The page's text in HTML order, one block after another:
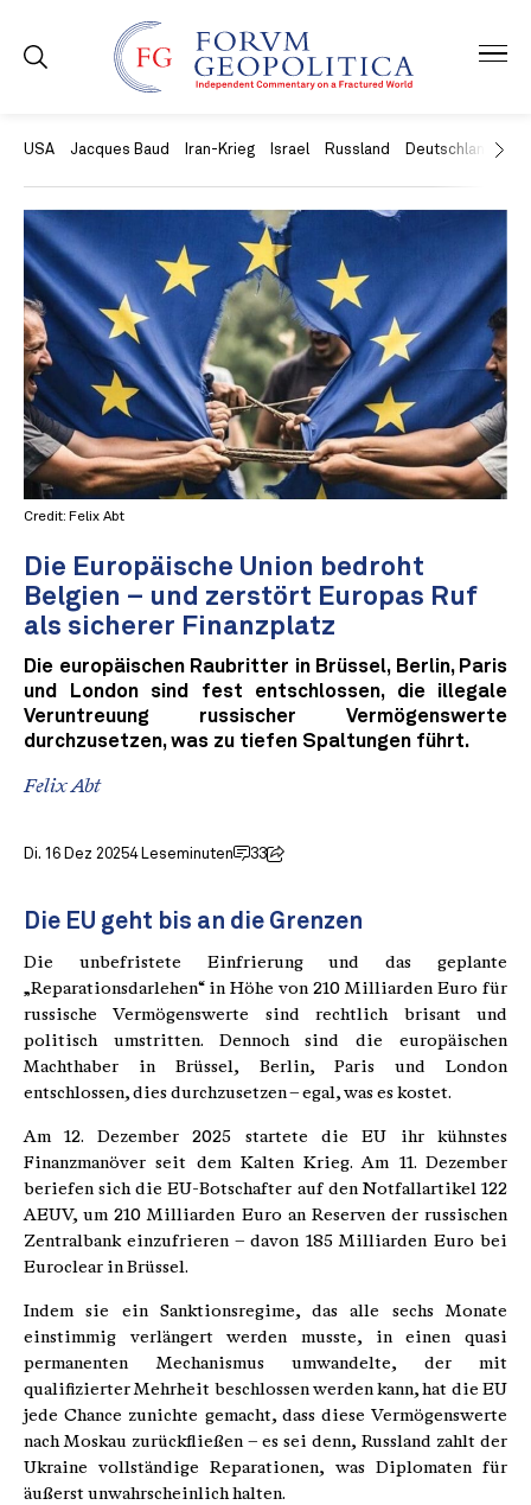
USA Jacques Baud Iran-Krieg Israel Russland Deutschland
Credit: Felix Abt
Die Europäische Union bedroht
Belgien – und zerstört Europas Ruf
als sicherer Finanzplatz
Die europäischen Raubritter in Brüssel, Berlin, Paris
und London sind fest entschlossen, die illegale
Veruntreuung russischer Vermögenswerte
durchzusetzen, was zu tiefen Spaltungen führt.
Felix Abt
Di. 16 Dez 20254 Leseminuten 33
Die EU geht bis an die Grenzen
Die unbefristete Einfrierung und das geplante
„Reparationsdarlehen“ in Höhe von 210 Milliarden Euro für
russische Vermögenswerte sind rechtlich brisant und
politisch umstritten. Dennoch sind die europäischen
Machthaber in Brüssel, Berlin, Paris und London
entschlossen, dies durchzusetzen – egal, was es kostet.
Am 12. Dezember 2025 startete die EU ihr kühnstes
Finanzmanöver seit dem Kalten Krieg. Am 11. Dezember
beriefen sich die EU-Botschafter auf den Notfallartikel 122
AEUV, um 210 Milliarden Euro an Reserven der russischen
Zentralbank einzufrieren – davon 185 Milliarden Euro bei
Euroclear in Brüssel.
Indem sie ein Sanktionsregime, das alle sechs Monate
einstimmig verlängert werden musste, in einen quasi
permanenten Mechanismus umwandelte, der mit
qualifizierter Mehrheit beschlossen werden kann, hat die EU
jede Chance zunichte gemacht, dass diese Vermögenswerte
nach Moskau zurückfließen – es sei denn, Russland zahlt der
Ukraine vollständige Reparationen, was Diplomaten für
äußerst unwahrscheinlich halten.